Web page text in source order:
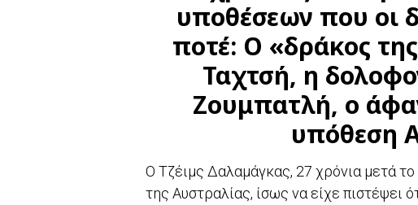
υποθέσεων που οι
ποτέ: Ο «δράκος
Ταχτσή, η
Ζουμπατλή, ο
υπόθεση
Ο Τζέιμς Δαλαμάγκας, 27 χρόνια μετά
της Αυστραλίας, ίσως να είχε πιστέψει